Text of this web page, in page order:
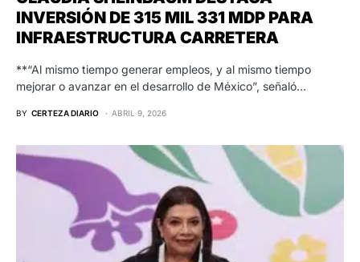
INVERSIÓN DE 315 MIL 331 MDP PARA
INFRAESTRUCTURA CARRETERA
**“Al mismo tiempo generar empleos, y al mismo tiempo
mejorar o avanzar en el desarrollo de México”, señaló…
BY CERTEZA DIARIO ABRIL 9, 2026